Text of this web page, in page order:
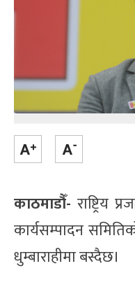
काठमाडौँ- राष्ट्रिय
कार्यसम्पादन
धुम्बाराहीमा बस्दैछ।